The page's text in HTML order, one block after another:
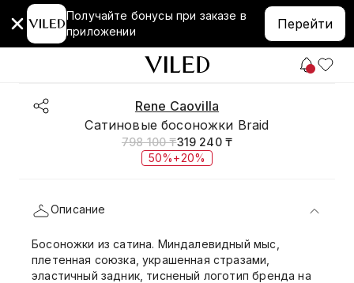
Получайте бонусы при заказе в
приложении
Перейти
Rene Caovilla
Сатиновые босоножки Braid
798 100 ₸319 240 ₸
50%+20%
Описание
Босоножки из сатина. Миндалевидный мыс,
плетенная союзка, украшенная стразами,
эластичный задник, тисненый логотип бренда на